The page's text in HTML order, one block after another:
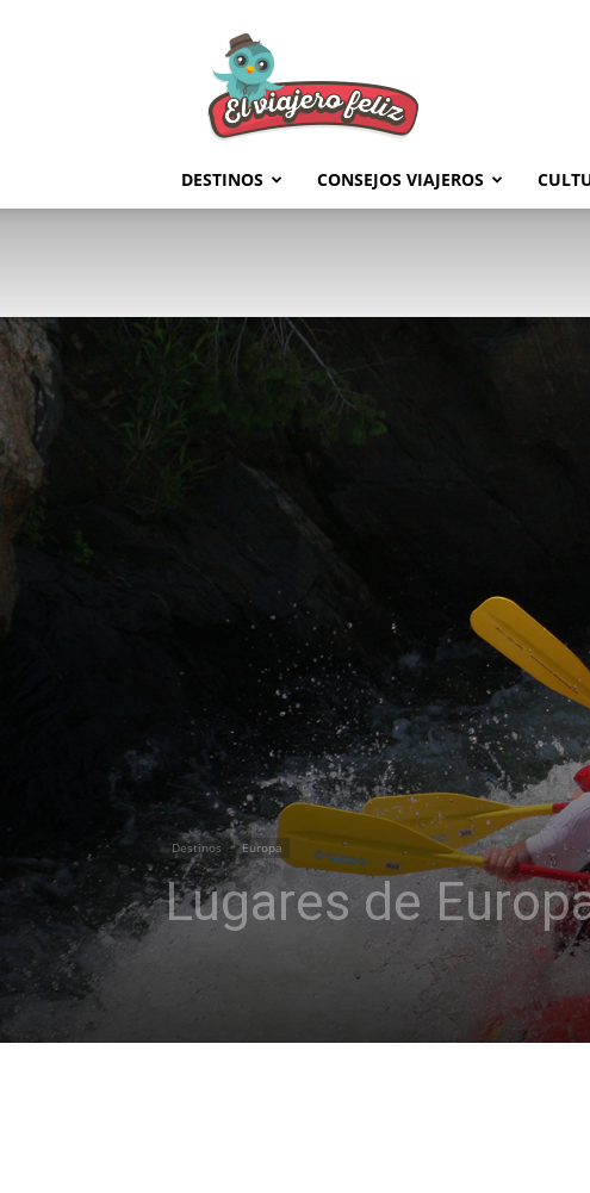
Feliz
DESTINOS CONSEJOS VIAJEROS
Destinos Europa
Lugares de